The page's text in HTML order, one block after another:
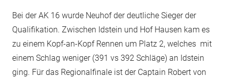
Bei der AK 16 wurde Neuhof der deutliche Sieger der
Qualifikation. Zwischen Idstein und Hof Hausen kam es
zu einem Kopf-an-Kopf Rennen um Platz 2, welches mit
einem Schlag weniger (391 vs 392 Schläge) an Idstein
ging. Für das Regionalfinale ist der Captain Robert von